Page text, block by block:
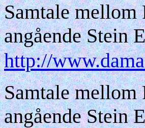
Samtale
angående Stein
http://
Samtale
angående Stein